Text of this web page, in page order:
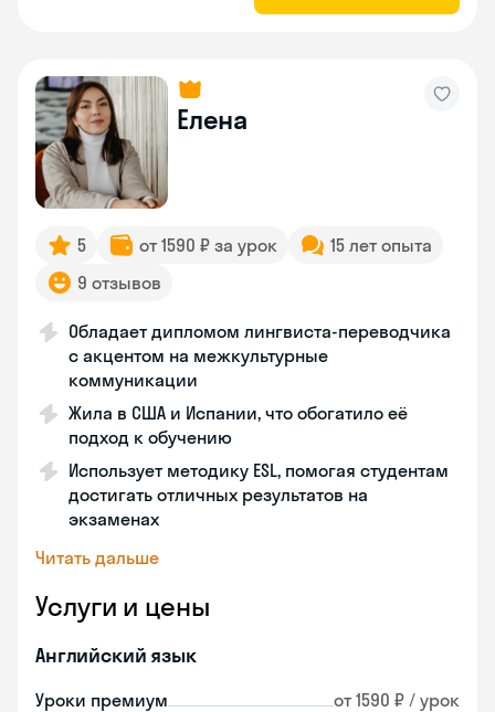
Елена
5 от 1590 ₽ за урок
15 лет опыта
9 отзывов
Обладает дипломом лингвиста-переводчика
с акцентом на межкультурные
коммуникации
Жила в США и Испании, что обогатило её
подход к обучению
Использует методику ESL, помогая студентам
достигать отличных результатов на
экзаменах
Читать дальше
Услуги и цены
Английский язык
Уроки премиум от 1590 ₽ / урок